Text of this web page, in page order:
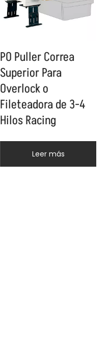
PO Puller Correa
Superior Para
Overlock o
Fileteadora de 3-4
Hilos Racing
Leer más